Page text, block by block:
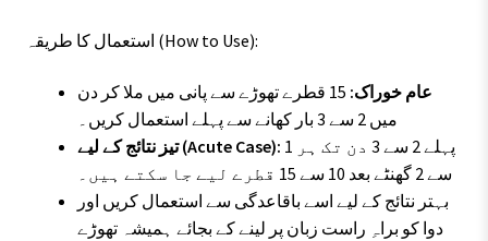
استعمال کا طریقہ (How to Use):
عام خوراک:
15 قطرے تھوڑے سے پانی میں ملا کر دن
میں 2 سے 3 بار کھانے سے پہلے استعمال کریں۔
تیز نتائج کے لیے (Acute Case):
سے 2 گھنٹے بعد 10 سے 15 قطرے لیے جا سکتے ہیں۔
بہتر نتائج کے لیے اسے باقاعدگی سے استعمال کریں اور
دوا کو براہِ راست زبان پر لینے کے بجائے ہمیشہ تھوڑے